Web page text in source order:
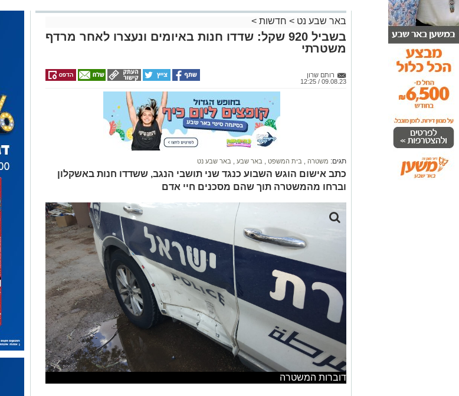
באר שבע נט > חדשות >
בשביל 920 שקל: שדדו חנות באיומים ונעצרו לאחר מרדף
משטרתי
רותם שרון
09.08.23 / 12:25
תגים: משטרה בית המשפט באר שבע באר שבע נט
כתב אישום הוגש השבוע כנגד שני תושבי הנגב, ששדדו חנות באשקלון
וברחו מהמשטרה תוך שהם מסכנים חיי אדם
דוברות המשטרה